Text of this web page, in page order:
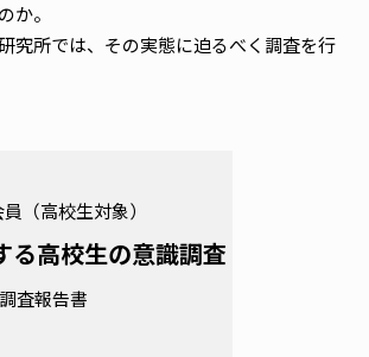
か。
究所では、その実態に迫るべく調査を行
（高校生対象）
る高校生の意識調査
査報告書